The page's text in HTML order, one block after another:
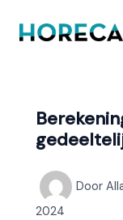
naar
Door
2024